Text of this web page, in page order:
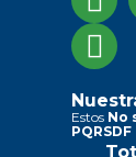
Estos No
PQRSDF